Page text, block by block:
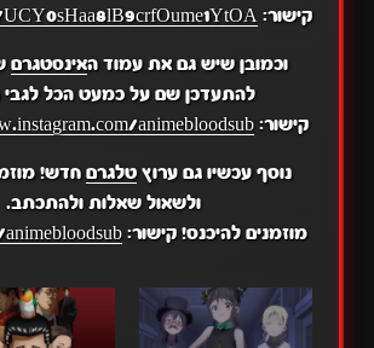
קישור:
וכמובן שיש גם את עמוד האינסטגרם
להתעדכן שם על כמעט הכל
קישור:animebloodsub/
נוסף עכשיו גם ערוץטלגרםחדש!
ולשאול שאלות ולהתכתב.
מוזמנים להיכנס! קישור: